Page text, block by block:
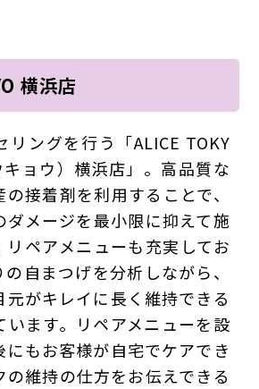
横浜店
リングを行う「ALICE TOKY
ョウ）横浜店」。高品質な
接着剤を利用することで、
ダメージを最小限に抑えて施
リペアメニューも充実してお
自まつげを分析しながら、
元がキレイに長く維持できる
います。リペアメニューを設
にもお客様が自宅でケアでき
の維持の仕方をお伝えできる